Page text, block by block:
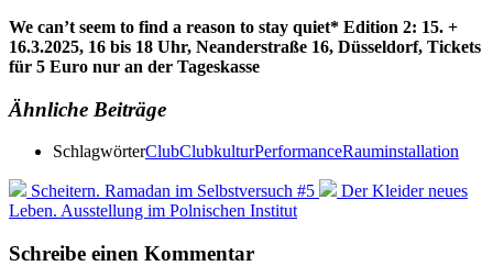
We can’t seem to find a reason to stay quiet* Edition 2: 15. +
16.3.2025, 16 bis 18 Uhr, Neanderstraße 16, Düsseldorf, Tickets
für 5 Euro nur an der Tageskasse
Ähnliche Beiträge
SchlagwörterClubClubkulturPerformanceRauminstallation
Scheitern. Ramadan im Selbstversuch #5
Der Kleider neues
Leben. Ausstellung im Polnischen Institut
Schreibe einen Kommentar